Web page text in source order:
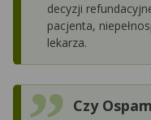
decyzji
pacjenta,
lekarza.
Czy